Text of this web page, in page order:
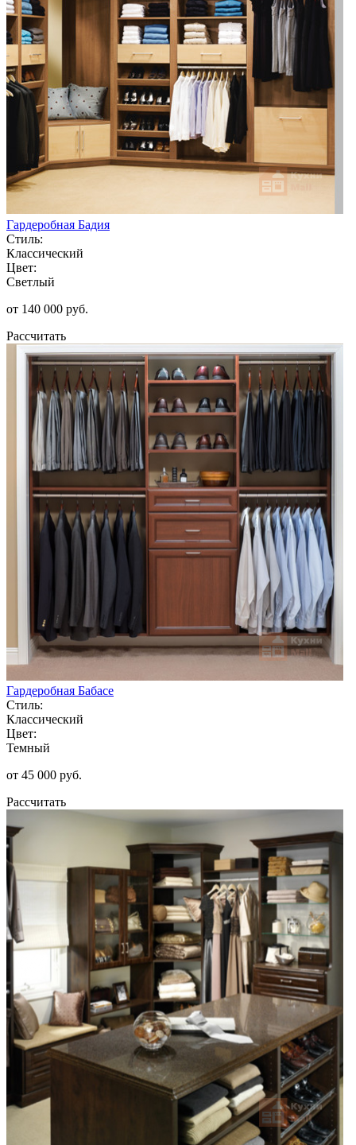
Гардеробная Бадия
Стиль:
Классический
Цвет:
Светлый
от 140 000 руб.
Рассчитать
Гардеробная Бабасе
Стиль:
Классический
Цвет:
Темный
от 45 000 руб.
Рассчитать